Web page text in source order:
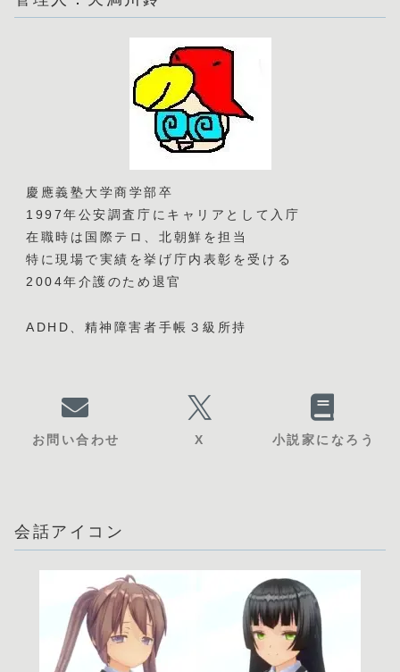
慶應義塾大学商学部卒
1997年公安調査庁にキャリアとして入庁
在職時は国際テロ、北朝鮮を担当
特に現場で実績を挙げ庁内表彰を受ける
2004年介護のため退官
ADHD、精神障害者手帳３級所持
お問い合わせ X 小説家になろう
会話アイコン